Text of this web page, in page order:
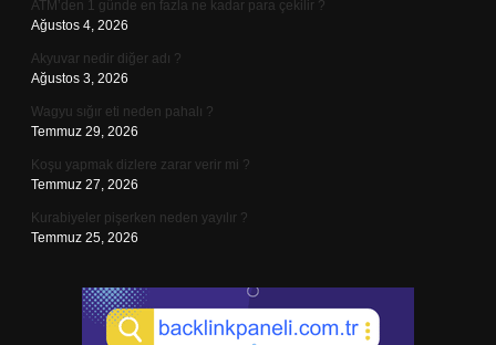
ATM’den 1 günde en fazla ne kadar para çekilir ?
Ağustos 4, 2026
Akyuvar nedir diğer adı ?
Ağustos 3, 2026
Wagyu sığır eti neden pahalı ?
Temmuz 29, 2026
Koşu yapmak dizlere zarar verir mi ?
Temmuz 27, 2026
Kurabiyeler pişerken neden yayılır ?
Temmuz 25, 2026